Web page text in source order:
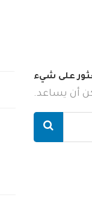
على شيء
أن يساعد.